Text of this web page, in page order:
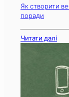
Як створити
поради
Читати далі